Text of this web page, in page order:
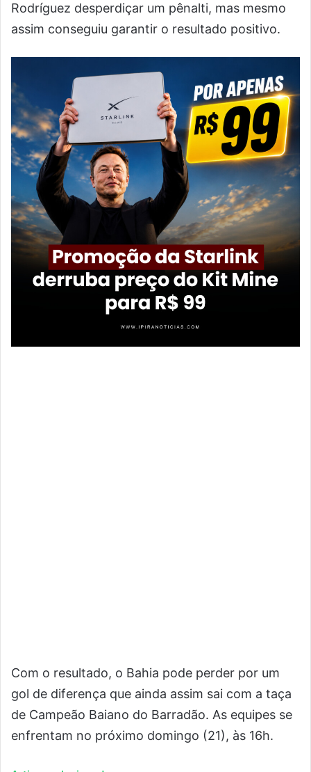
Rodríguez desperdiçar um pênalti, mas mesmo
assim conseguiu garantir o resultado positivo.
Com o resultado, o Bahia pode perder por um
gol de diferença que ainda assim sai com a taça
de Campeão Baiano do Barradão. As equipes se
enfrentam no próximo domingo (21), às 16h.